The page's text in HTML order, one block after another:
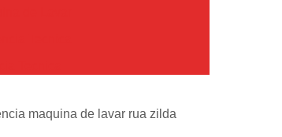
Portatil
maquina de lavar rua zilda